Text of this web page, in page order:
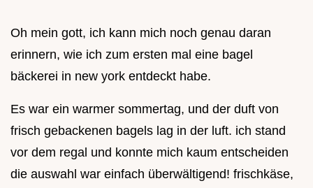
Oh mein gott, ich kann mich noch genau daran
erinnern, wie ich zum ersten mal eine bagel
bäckerei in new york entdeckt habe.
Es war ein warmer sommertag, und der duft von
frisch gebackenen bagels lag in der luft. ich stand
vor dem regal und konnte mich kaum entscheiden
die auswahl war einfach überwältigend! frischkäse,